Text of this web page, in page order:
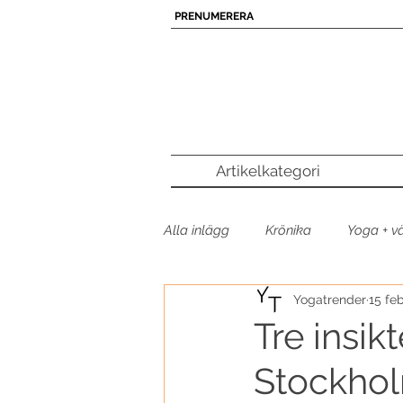
PRENUMERERA
Artikelkategori
Alla inlägg Krönika Yoga +
Poddtipset Yogamusik
Yogaprodukt Yogatrender
Tre
Yogatrender15